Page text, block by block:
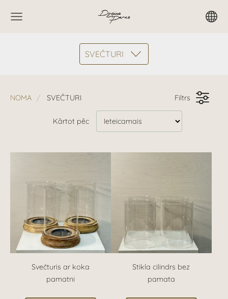
SVEČTURI
NOMA SVEČTURI Filtrs
Kārtot pēc
Svečturis ar koka
pamatni
Stikla cilindrs bez
pamata